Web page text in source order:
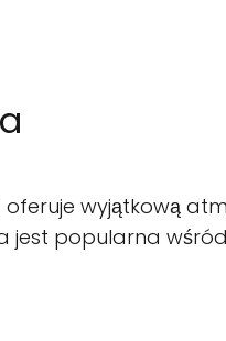
wyjątkową
jest popularna